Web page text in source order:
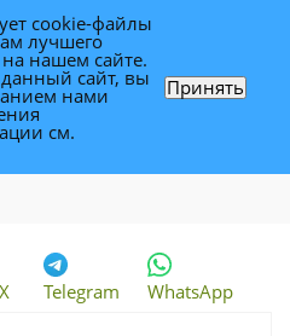
мостке
Telegram WhatsApp
cookie-файлы
лучшего
нашем сайте.
сайт, вы
нами
см.
Принять